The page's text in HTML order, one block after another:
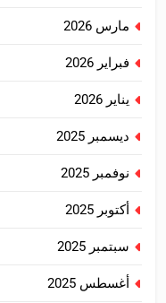
مارس 2026
فبراير 2026
يناير 2026
ديسمبر 2025
نوفمبر 2025
أكتوبر 2025
سبتمبر 2025
أغسطس 2025